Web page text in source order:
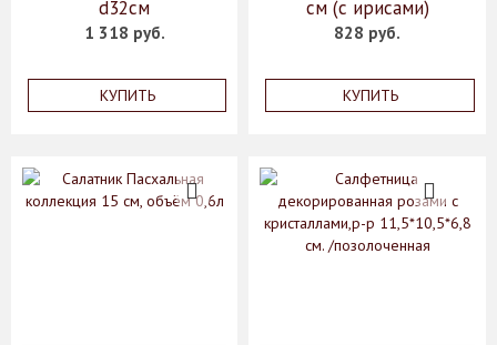
d32см
1 318 руб.
КУПИТЬ
см (с ирисами)
828 руб.
КУПИТЬ